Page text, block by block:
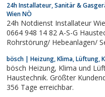
24h Installateur, Sanitär &
Wien NÖ
24h Notdienst Installateur
0664 948 14 82 A-S-G
Rohrstörung/ Hebeanlagen/
bösch | Heizung, Klima, Lüftung,
bösch Heizung, Klima und Lüftung - der Komplettanbieter für die
Haustechnik. Größter Kundendienst
356 Tage erreichbar.